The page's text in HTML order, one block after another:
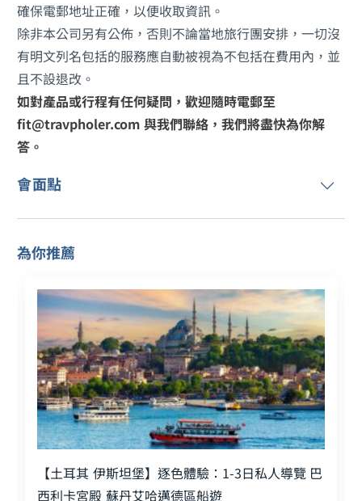
確保電郵地址正確，以便收取資訊。
除非本公司另有公佈，否則不論當地旅行團安排，一切沒
有明文列名包括的服務應自動被視為不包括在費用內，並
且不設退改。
如對產品或行程有任何疑問，歡迎隨時電郵至
fit@travpholer.com 與我們聯絡，我們將盡快為你解
答。
會面點
為你推薦
【土耳其 伊斯坦堡】逐色體驗：1-3日私人導覽 巴
西利卡宮殿 蘇丹艾哈邁德區船遊